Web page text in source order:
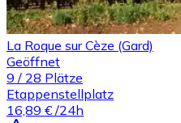
La Roque sur Cèze (Gard)
Geöffnet
9 / 28 Plätze
Etappenstellplatz
16,89 € /24h